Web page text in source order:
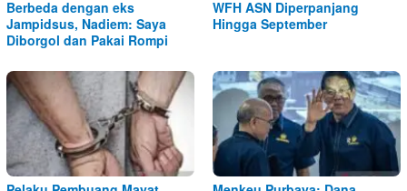
Berbeda dengan eks
Jampidsus, Nadiem: Saya
Diborgol dan Pakai Rompi
WFH ASN Diperpanjang
Hingga September